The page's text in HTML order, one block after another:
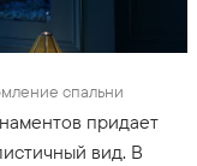
спальни
придает
вид. В